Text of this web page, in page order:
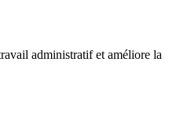
administratif et améliore la